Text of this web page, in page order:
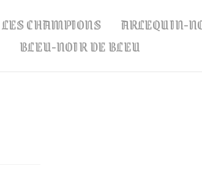
LES CHAMPIONS ARLEQUIN-
BLEU-NOIR DE BLEU